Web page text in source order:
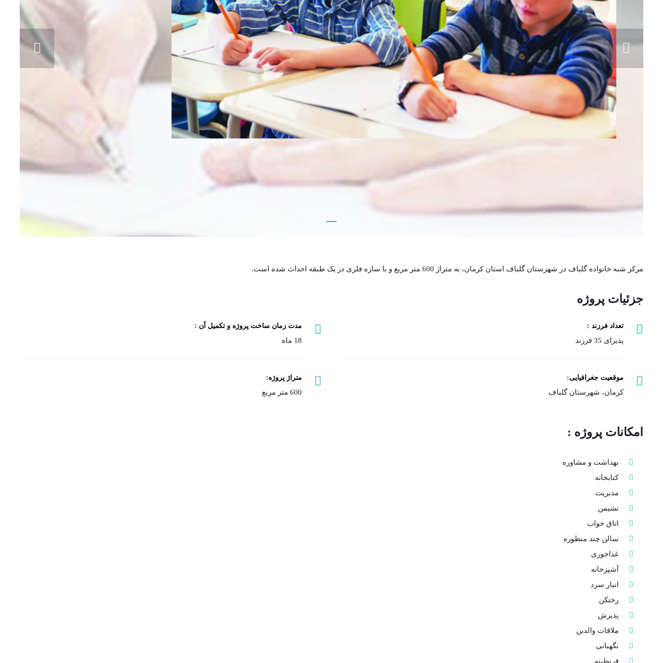
مرکز شبه خانواده گلباف در شهرستان گلباف استان کرمان، به متراژ 600 متر مربع و با سازه فلزی در یک طبقه احداث شده است.
جزئیات پروژه
تعداد فرزند :
پذیرای 35 فرزند
موقعیت جغرافیایی:
کرمان، شهرستان گلباف
مدت زمان ساخت پروژه و تکمیل آن :
18 ماه
متراژ پروژه:
600 متر مربع
امکانات پروژه :
بهداشت و مشاوره
کتابخانه
مدیریت
نشیمن
اتاق خواب
سالن چند منظوره
غذاخوری
آشپزخانه
انبار سرد
رختکن
پذیرش
ملاقات والدین
نگهبانی
قرنطینه